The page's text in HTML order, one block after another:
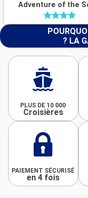
Adventure of the
? LA
PLUS DE 10 000
Croisières
PAIEMENT SÉCURISÉ
en 4 fois